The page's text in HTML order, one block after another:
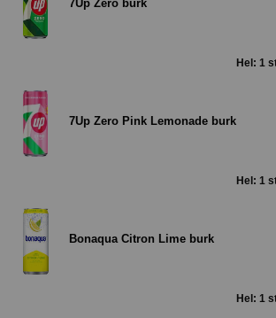
7Up Zero burk
Hel: 1
7Up Zero Pink Lemonade burk
Hel: 1
Bonaqua Citron Lime burk
Hel: 1